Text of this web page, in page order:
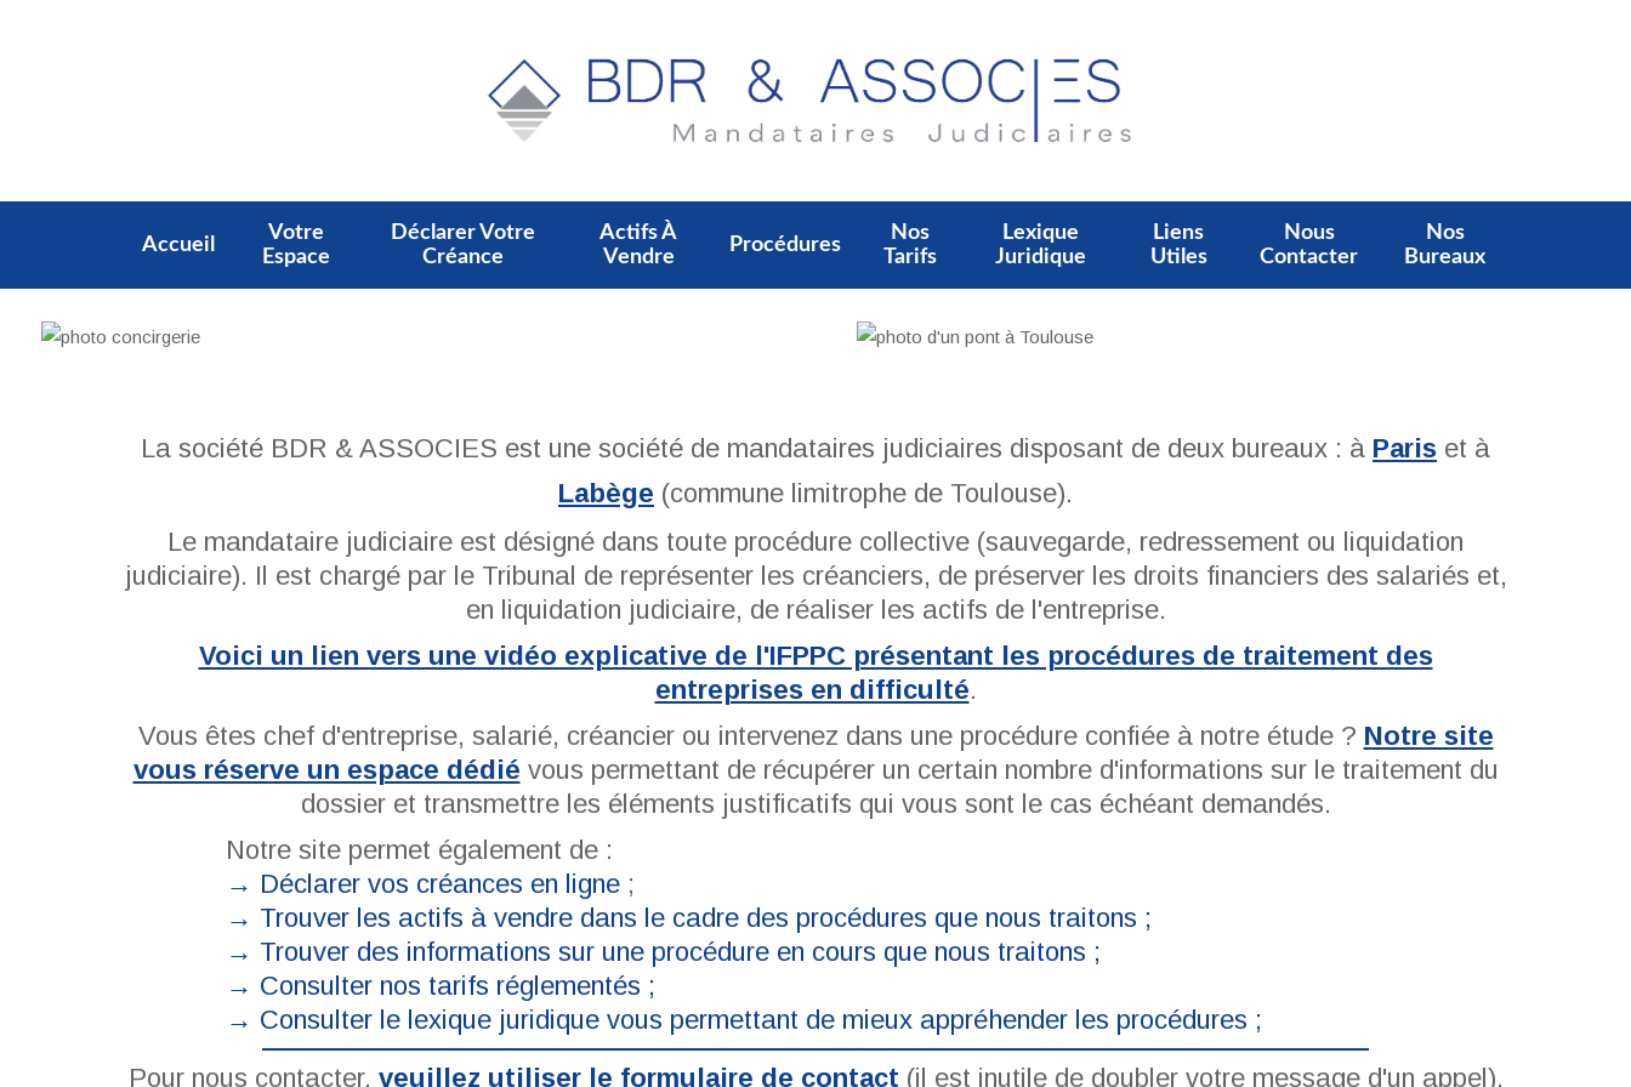
Accueil
Votre
Espace
Déclarer Votre
Créance
Actifs À
Vendre
Procédures
Nos
Tarifs
Lexique
Juridique
Liens
Utiles
Nous
Contacter
Nos
Bureaux
La société BDR & ASSOCIES est une société de mandataires judiciaires disposant de deux bureaux : à Paris et à
Labège (commune limitrophe de Toulouse).
Le mandataire judiciaire est désigné dans toute procédure collective (sauvegarde, redressement ou liquidation
judiciaire). Il est chargé par le Tribunal de représenter les créanciers, de préserver les droits financiers des salariés et,
en liquidation judiciaire, de réaliser les actifs de l'entreprise.
Voici un lien vers une vidéo explicative de l'IFPPC présentant les procédures de traitement des
entreprises en difficulté.
Vous êtes chef d'entreprise, salarié, créancier ou intervenez dans une procédure confiée à notre étude ? Notre site
vous réserve un espace dédié vous permettant de récupérer un certain nombre d'informations sur le traitement du
dossier et transmettre les éléments justificatifs qui vous sont le cas échéant demandés.
Notre site permet également de :
→ Déclarer vos créances en ligne ;
→ Trouver les actifs à vendre dans le cadre des procédures que nous traitons ;
→ Trouver des informations sur une procédure en cours que nous traitons ;
→ Consulter nos tarifs réglementés ;
→ Consulter le lexique juridique vous permettant de mieux appréhender les procédures ;
Pour nous contacter, veuillez utiliser le formulaire de contact (il est inutile de doubler votre message d'un appel).